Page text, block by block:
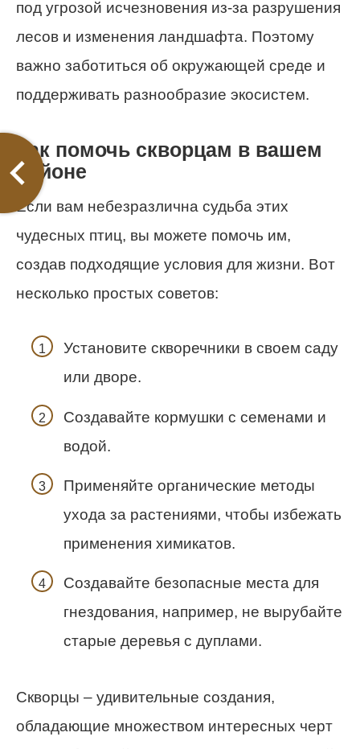
под угрозой исчезновения из-за разрушения
лесов и изменения ландшафта. Поэтому
важно заботиться об окружающей среде и
поддерживать разнообразие экосистем.
Как помочь скворцам в вашем
районе
Если вам небезразлична судьба этих
чудесных птиц, вы можете помочь им,
создав подходящие условия для жизни. Вот
несколько простых советов:
Установите скворечники в своем саду
или дворе.
Создавайте кормушки с семенами и
водой.
Применяйте органические методы
ухода за растениями, чтобы избежать
применения химикатов.
Создавайте безопасные места для
гнездования, например, не вырубайте
старые деревья с дуплами.
Скворцы – удивительные создания,
обладающие множеством интересных черт